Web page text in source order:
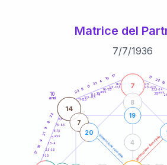
Matrice del
7/7/1936
generazione maschile generazione femminile
10
anni
1-2,5
2,5-3,5
3,5-4
6-7,5
7,5-8,5
8,5-9
11-12,5
12,5-13,5
13,5-14
16-17,5
17,5-18,5
18,5-19
21-22,5
22,5-23,5
23,5-24
17
10
4
21
11
8
22
22 8
11
21
4
10
17 11
22 10
7
14
8
19
4
7
20
5anni
15 anni 25anni